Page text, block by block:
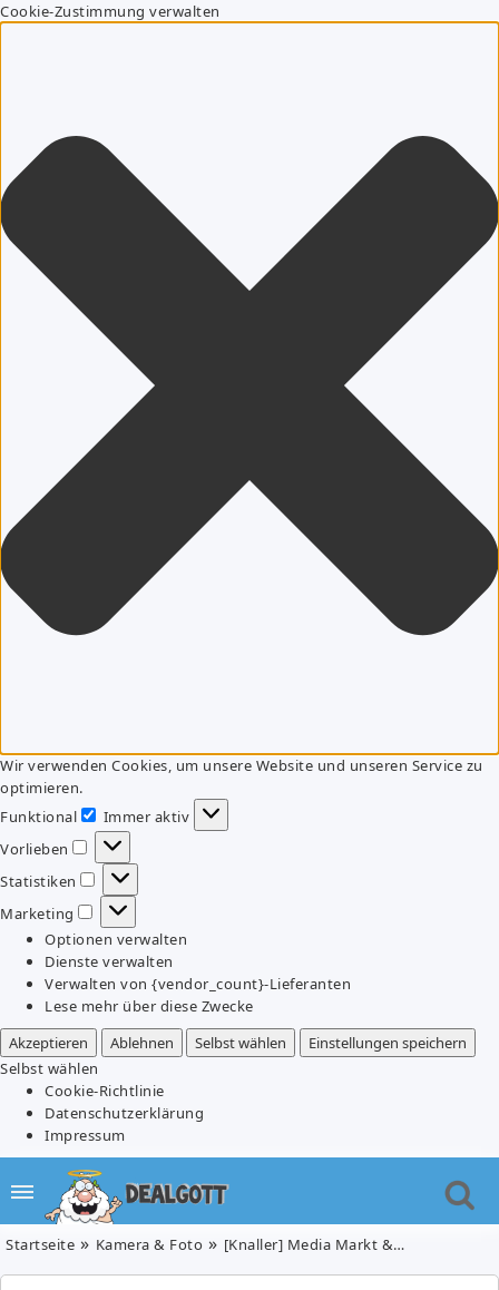
Cookie-Zustimmung verwalten
Wir verwenden Cookies, um unsere Website und unseren Service zu
optimieren.
Funktional
Funktional
Immer aktiv
Vorlieben
Vorlieben
Statistiken
Statistiken
Marketing
Marketing
Optionen verwalten
Dienste verwalten
Verwalten von {vendor_count}-Lieferanten
Lese mehr über diese Zwecke
Akzeptieren
Ablehnen Selbst wählen
Einstellungen speichern
Selbst wählen
Cookie-Richtlinie
Datenschutzerklärung
Impressum
Startseite Kamera & Foto [Knaller] Media Markt & Amazon: Casio Exilim EX-S200 Digitalkamera (14 Megapixel, 4-fach opt. Zoom, 27mm Weitwinkel, 6,9 cm (2,7 Zoll) Display, bildstabilisiert) für 66 Euro